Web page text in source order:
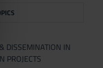
DISSEMINATION IN
PROJECTS